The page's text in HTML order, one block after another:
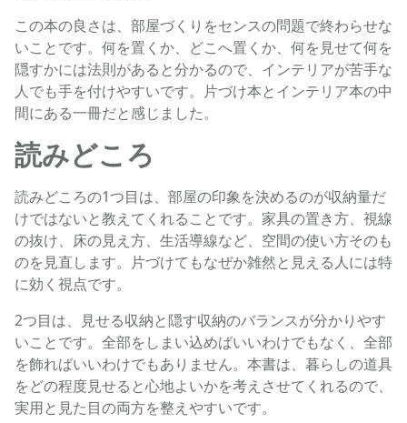
この本の良さは、部屋づくりをセンスの問題で終わらせな
いことです。何を置くか、どこへ置くか、何を見せて何を
隠すかには法則があると分かるので、インテリアが苦手な
人でも手を付けやすいです。片づけ本とインテリア本の中
間にある一冊だと感じました。
読みどころ
読みどころの1つ目は、部屋の印象を決めるのが収納量だ
けではないと教えてくれることです。家具の置き方、視線
の抜け、床の見え方、生活導線など、空間の使い方そのも
のを見直します。片づけてもなぜか雑然と見える人には特
に効く視点です。
2つ目は、見せる収納と隠す収納のバランスが分かりやす
いことです。全部をしまい込めばいいわけでもなく、全部
を飾ればいいわけでもありません。本書は、暮らしの道具
をどの程度見せると心地よいかを考えさせてくれるので、
実用と見た目の両方を整えやすいです。